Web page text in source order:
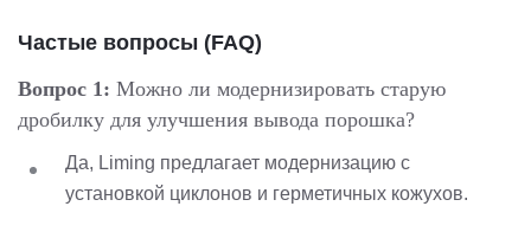
Частые вопросы (FAQ)
Вопрос 1: Можно ли модернизировать старую
дробилку для улучшения вывода порошка?
Да, Liming предлагает модернизацию с
установкой циклонов и герметичных кожухов.